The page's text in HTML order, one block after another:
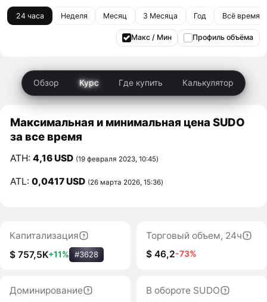
24 часа Неделя Месяц 3 Месяца Год Всё время
Макс / Мин Профиль объёма
Обзор Курс Где купить Калькулятор
Максимальная и минимальная цена SUDO
за все время
ATH:4,16 USD (19 февраля 2023, 10:45)
ATL:0,0417 USD (26 марта 2026, 15:36)
Капитализация
$ 757,5K+11% #3628
Торговый объем, 24ч
$ 46,2-73%
Доминирование
В обороте SUDO